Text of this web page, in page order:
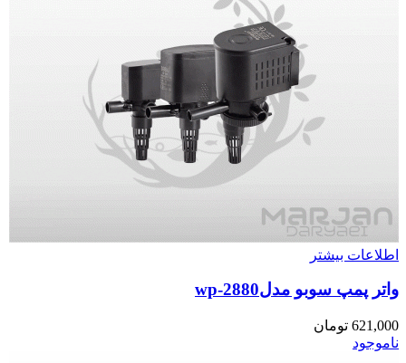
اطلاعات بیشتر
واتر پمپ سوبو مدلwp-2880
621,000 تومان
ناموجود